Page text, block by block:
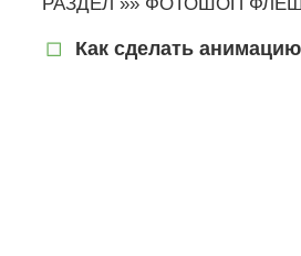
РАЗДЕЛ »» ФОТОШОП ФЛЕШ
Как сделать